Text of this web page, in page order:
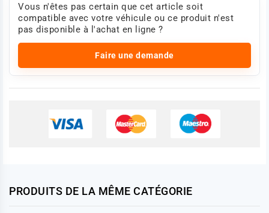
Vous n'êtes pas certain que cet article soit
compatible avec votre véhicule ou ce produit n'est
pas disponible à l'achat en ligne ?
Faire une demande
PRODUITS DE LA MÊME CATÉGORIE